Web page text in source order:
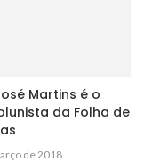
Martins é o
da Folha de
de 2018